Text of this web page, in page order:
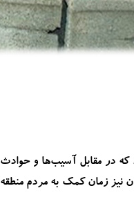
که در مقابل آسیب‌ها و حوادث
نیز زمان کمک به مردم منطقه